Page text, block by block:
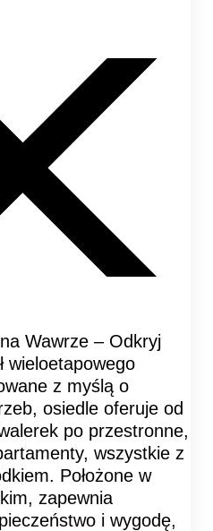
Wawrze – Odkryj
wieloetapowego
z myślą o
osiedle oferuje od
po przestronne,
wszystkie z
Położone w
zapewnia
i wygodę,